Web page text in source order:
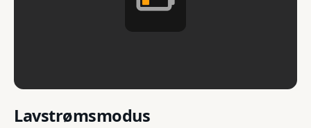
Lavstrømsmodus